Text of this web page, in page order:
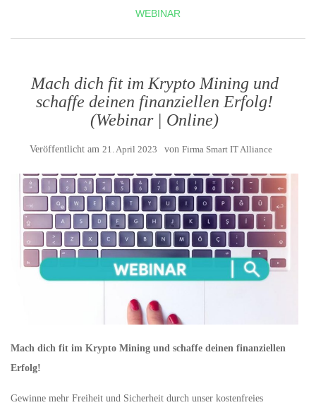
WEBINAR
Mach dich fit im Krypto Mining und
schaffe deinen finanziellen Erfolg!
(Webinar | Online)
Veröffentlicht am 21. April 2023 von Firma Smart IT Alliance
Mach dich fit im Krypto Mining und schaffe deinen finanziellen
Erfolg!
Gewinne mehr Freiheit und Sicherheit durch unser kostenfreies